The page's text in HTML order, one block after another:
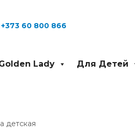
+373 60 800 866
Lady Для Детей
детская